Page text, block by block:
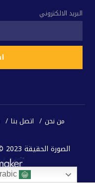
البريد الالكتروني
من نحن اتصل بنا
الصورة الحقيقة 2023 © جميع الحقوق محفوظة – تطوير